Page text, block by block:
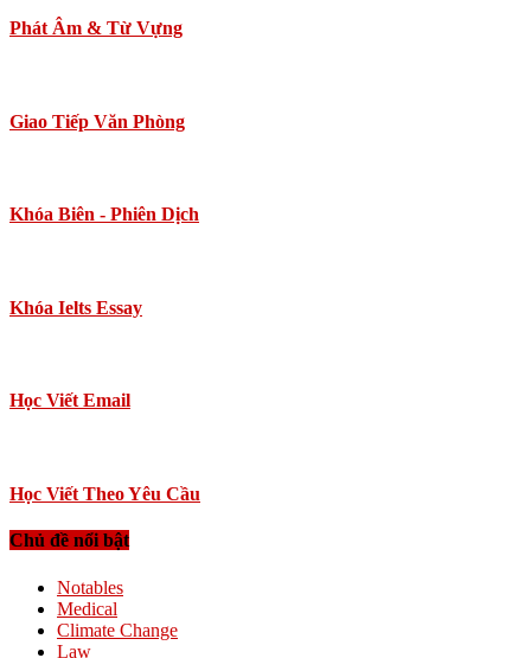
Phát Âm & Từ Vựng
Giao Tiếp Văn Phòng
Khóa Biên - Phiên Dịch
Khóa Ielts Essay
Học Viết Email
Học Viết Theo Yêu Cầu
Chủ đề nổi bật
Notables
Medical
Climate Change
Law